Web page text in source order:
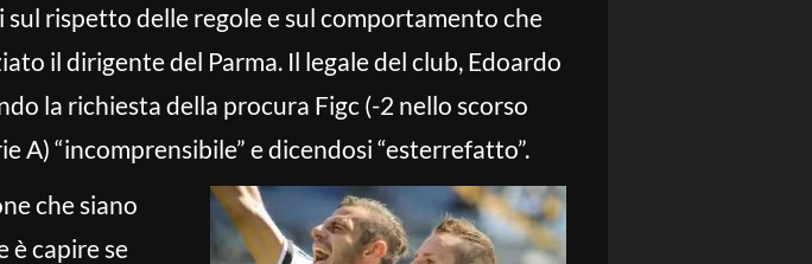
rispetto delle regole e sul comportamento che
il dirigente del Parma. Il legale del club, Edoardo
la richiesta della procura Figc (-2 nello scorso
A) “incomprensibile” e dicendosi “esterrefatto”.
che siano
è capire se